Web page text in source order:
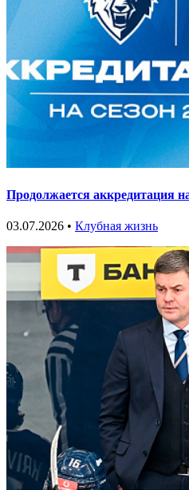
Продолжается аккредитация
03.07.2026 • Клубная жизнь